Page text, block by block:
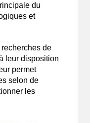
du
et
de
leur disposition
permet
selon de
les